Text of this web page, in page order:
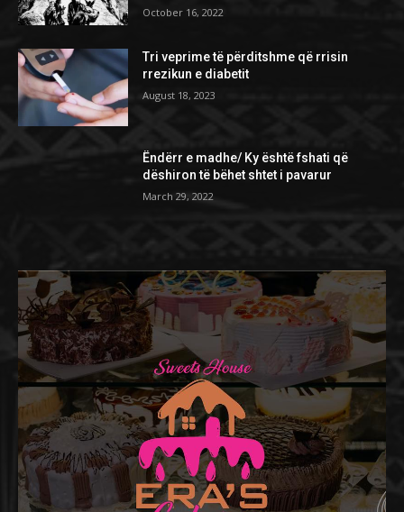
October 16, 2022
Tri veprime të përditshme që rrisin
rrezikun e diabetit
August 18, 2023
Ëndërr e madhe/ Ky është fshati që
dëshiron të bëhet shtet i pavarur
March 29, 2022